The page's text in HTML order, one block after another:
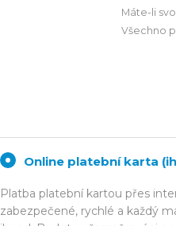
Máte-li
Všechno
Online platební karta
Platba platební kartou přes
zabezpečené, rychlé a každý